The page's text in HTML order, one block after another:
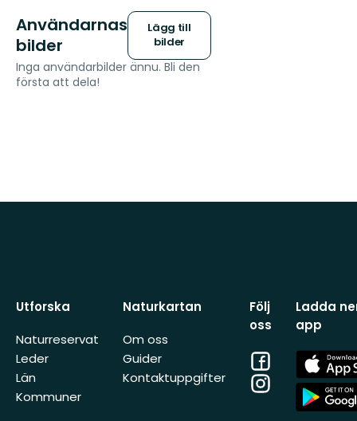
Användarnas
bilder
Lägg till
bilder
Inga användarbilder ännu. Bli den
första att dela!
Utforska
Naturreservat
Leder
Län
Kommuner
Naturkartan
Om oss
Guider
Kontaktuppgifter
Följ
oss
Facebook
Instagram
Ladda
app
App
Store
App
Store